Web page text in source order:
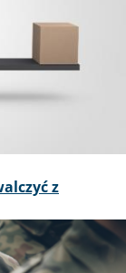
z